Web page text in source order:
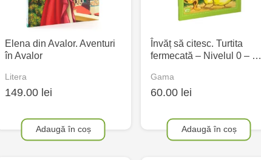
Elena din Avalor. Aventuri
în Avalor
Litera
149.00 lei
Adaugă în coș
Învăț să citesc. Turtita
fermecată – Nivelul 0 – …
Gama
60.00 lei
Adaugă în coș